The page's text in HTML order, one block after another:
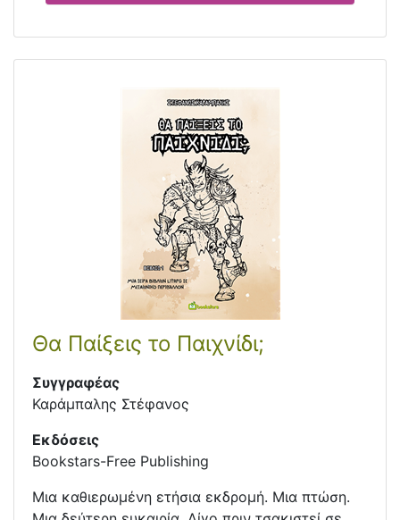
Θα Παίξεις το Παιχνίδι;
Συγγραφέας
Καράμπαλης Στέφανος
Εκδόσεις
Bookstars-Free Publishing
Μια καθιερωμένη ετήσια εκδρομή. Μια πτώση.